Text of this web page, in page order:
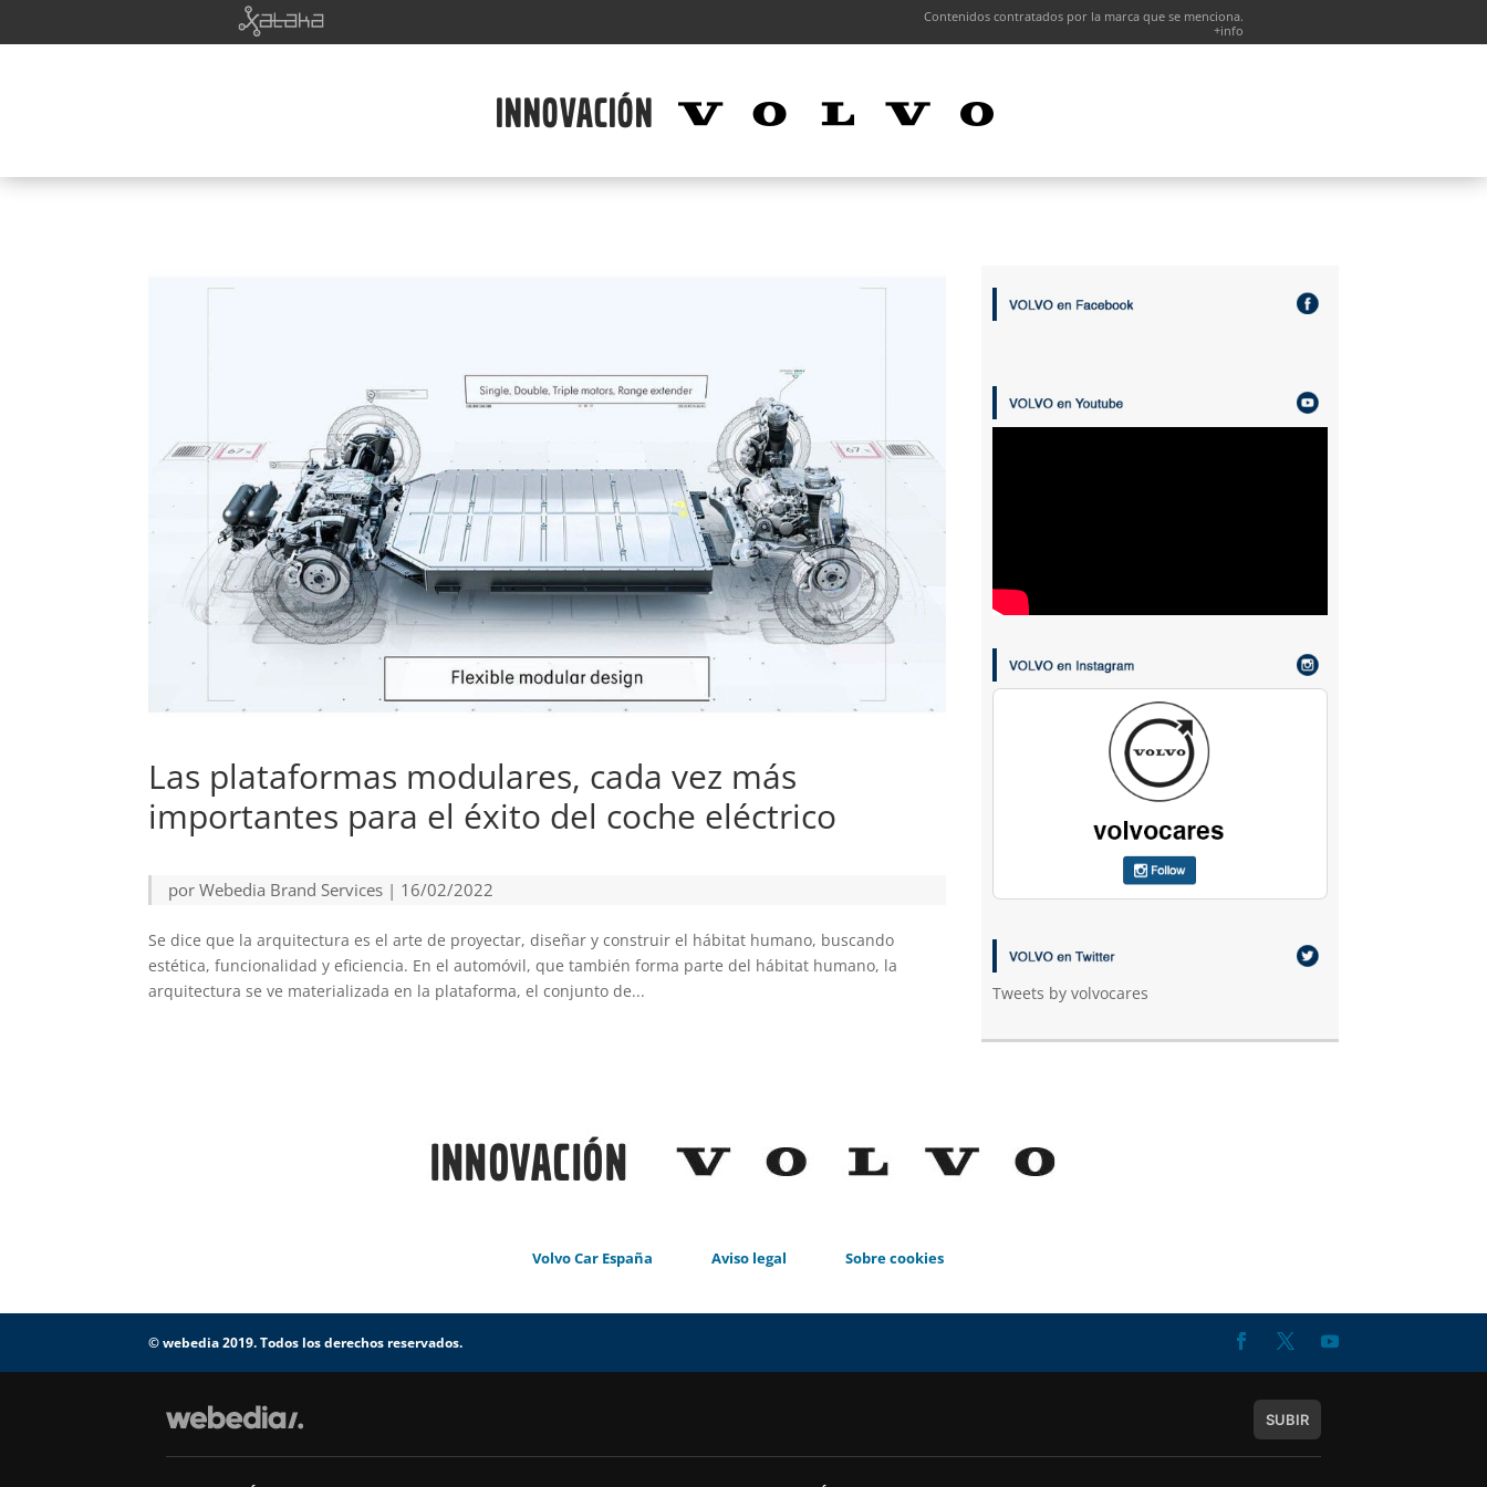
Contenidos contratados por la marca que se menciona.
+info
Las plataformas modulares, cada vez más
importantes para el éxito del coche eléctrico
porWebedia Brand Services | 16/02/2022
Se dice que la arquitectura es el arte de proyectar, diseñar y construir el hábitat humano, buscando
estética, funcionalidad y eficiencia. En el automóvil, que también forma parte del hábitat humano, la
arquitectura se ve materializada en la plataforma, el conjunto de...
Tweets by volvocares
Volvo Car España Aviso legal Sobre cookies
© webedia 2019. Todos los derechos reservados.
SUBIR